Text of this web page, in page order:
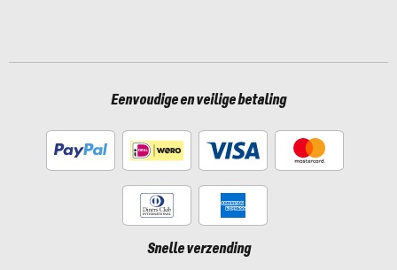
Eenvoudige en veilige betaling
Snelle verzending